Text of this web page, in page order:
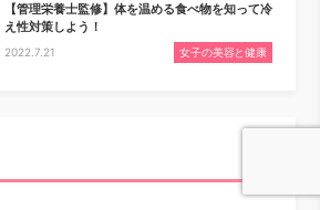
【管理栄養士監修】体を温める食べ物を知って冷
え性対策しよう！
2022.7.21 女子の美容と健康